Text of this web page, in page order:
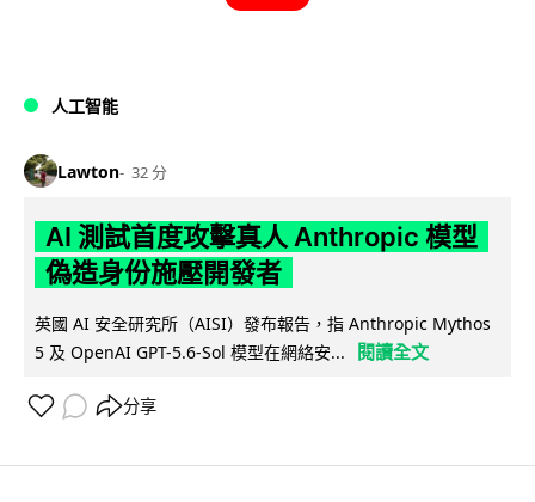
人工智能
Lawton 32 分
AI 測試首度攻擊真人 Anthropic 模型
偽造身份施壓開發者
英國 AI 安全研究所（AISI）發布報告，指 Anthropic Mythos
5 及 OpenAI GPT-5.6-Sol 模型在網絡安...
閱讀全文
分享